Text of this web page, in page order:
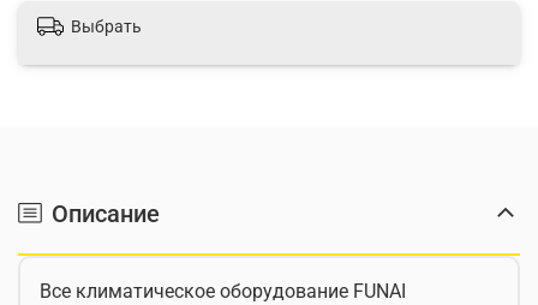
Выбрать
Описание
Все климатическое оборудование FUNAI